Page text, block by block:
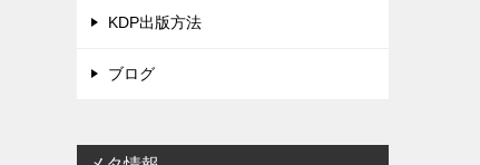
KDP出版方法
ブログ